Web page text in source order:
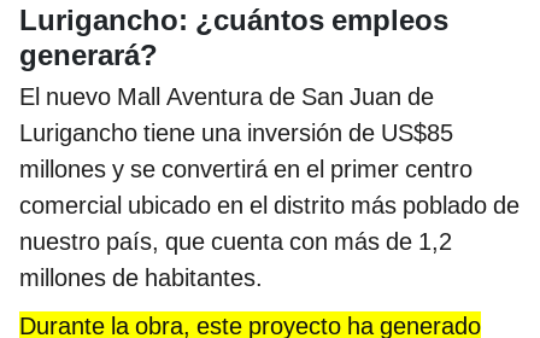
Lurigancho: ¿cuántos empleos
generará?
El nuevo Mall Aventura de San Juan de
Lurigancho tiene una inversión de US$85
millones y se convertirá en el primer centro
comercial ubicado en el distrito más poblado de
nuestro país, que cuenta con más de 1,2
millones de habitantes.
Durante la obra, este proyecto ha generado